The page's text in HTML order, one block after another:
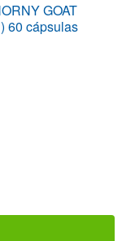
GOAT
60 cápsulas